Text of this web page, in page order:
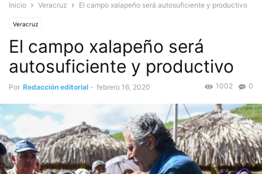
Inicio Veracruz El campo xalapeño será autosuficiente y productivo
Veracruz
El campo xalapeño será
autosuficiente y productivo
Por Redacción editorial - febrero 16, 2020 0
1002